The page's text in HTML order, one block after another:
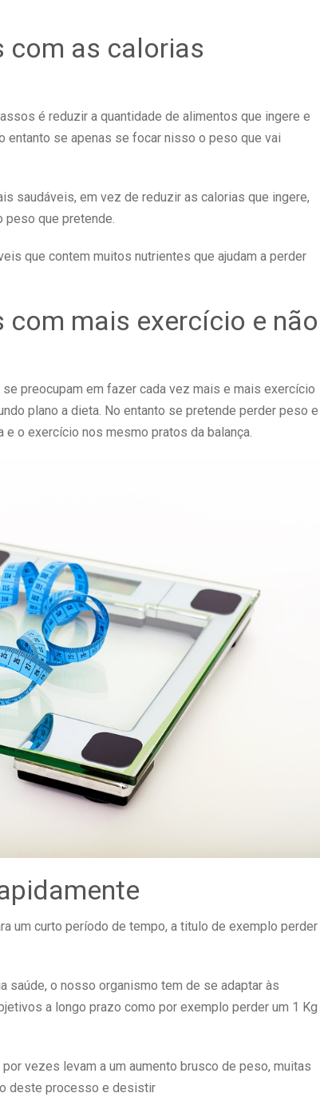
com as calorias
é reduzir a quantidade de alimentos que ingere e
entanto se apenas se focar nisso o peso que vai
saudáveis, em vez de reduzir as calorias que ingere,
peso que pretende.
que contem muitos nutrientes que ajudam a perder
com mais exercício e não
preocupam em fazer cada vez mais e mais exercício
plano a dieta. No entanto se pretende perder peso e
o exercício nos mesmo pratos da balança.
um curto período de tempo, a titulo de exemplo perder
saúde, o nosso organismo tem de se adaptar às
a longo prazo como por exemplo perder um 1 Kg
por vezes levam a um aumento brusco de peso, muitas
deste processo e desistir